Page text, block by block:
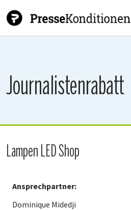
Journalistenrabatt
Lampen LED Shop
Ansprechpartner:
Dominique Midedji